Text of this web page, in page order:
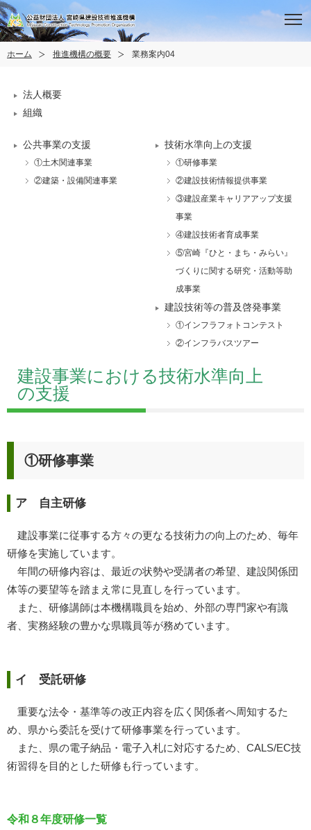
ホーム 推進機構の概要 業務案内04
法人概要
組織
公共事業の支援
①土木関連事業
②建築・設備関連事業
技術水準向上の支援
①研修事業
②建設技術情報提供事業
③建設産業キャリアアップ支援
事業
④建設技術者育成事業
⑤宮崎『ひと・まち・みらい』
づくりに関する研究・活動等助
成事業
建設技術等の普及啓発事業
①インフラフォトコンテスト
②インフラバスツアー
建設事業における技術水準向上
の支援
①研修事業
ア 自主研修
建設事業に従事する方々の更なる技術力の向上のため、毎年
研修を実施しています。
年間の研修内容は、最近の状勢や受講者の希望、建設関係団
体等の要望等を踏まえ常に見直しを行っています。
また、研修講師は本機構職員を始め、外部の専門家や有識
者、実務経験の豊かな県職員等が務めています。
イ 受託研修
重要な法令・基準等の改正内容を広く関係者へ周知するた
め、県から委託を受けて研修事業を行っています。
また、県の電子納品・電子入札に対応するため、CALS/EC技
術習得を目的とした研修も行っています。
令和８年度研修一覧